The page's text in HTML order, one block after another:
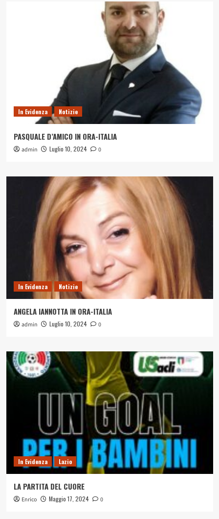
In Evidenza Notizie
PASQUALE D’AMICO IN ORA-ITALIA
admin Luglio 10, 2024 0
In Evidenza Notizie
ANGELA IANNOTTA IN ORA-ITALIA
admin Luglio 10, 2024 0
In Evidenza Lazio
LA PARTITA DEL CUORE
Enrico Maggio 17, 2024 0